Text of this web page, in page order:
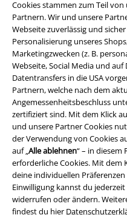
Cookies stammen zum Teil
Partnern. Wir und unsere
Webseite zuverlässig und
Personalisierung unseres
Marketingzwecken (z. B.
Webseite, Social Media und
Datentransfers in die USA
Partnern, welche nach dem
Angemessenheitsbeschluss
zertifiziert sind. Mit dem Klick
und unsere Partner Cookies
der Verwendung von Cookies
auf „Alle ablehnen“ – in diesem
erforderliche Cookies. Mit dem
deine individuellen
Einwilligung kannst du jederzeit
widerrufen oder ändern.
findest du hier
Rechtliches
AGB
Impressum
Datenschutz
Entsorgung und Umweltschutz
Konformitätserklärung